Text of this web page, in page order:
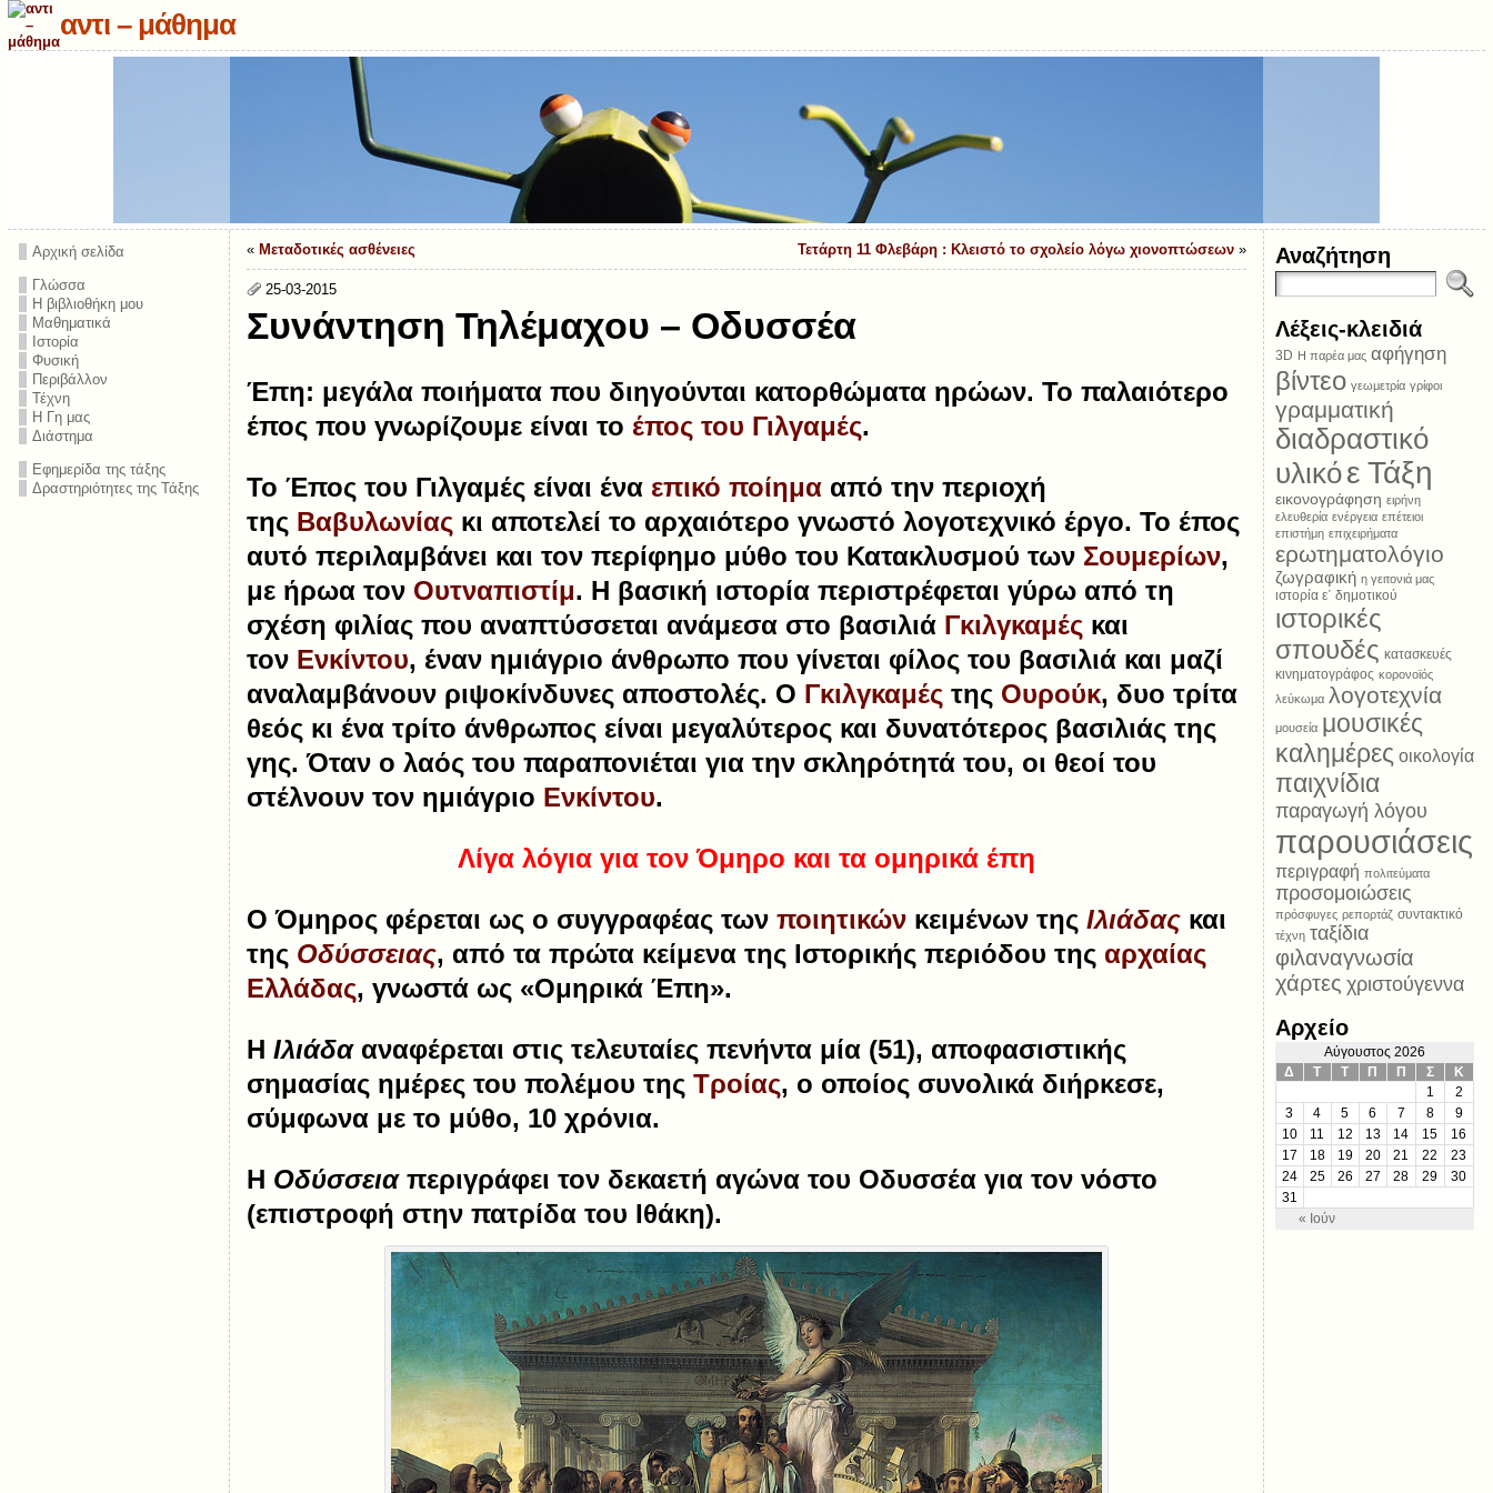
αντι – μάθημα
Αρχική σελίδα
Γλώσσα
Η βιβλιοθήκη μου
Μαθηματικά
Ιστορία
Φυσική
Περιβάλλον
Τέχνη
Η Γη μας
Διάστημα
Εφημερίδα της τάξης
Δραστηριότητες της Τάξης
« Μεταδοτικές ασθένειες Τετάρτη 11 Φλεβάρη : Κλειστό το σχολείο λόγω χιονοπτώσεων»
25-03-2015
Συνάντηση Τηλέμαχου – Οδυσσέα
Έπη: μεγάλα ποιήματα που διηγούνται κατορθώματα ηρώων. Το παλαιότερο
έπος που γνωρίζουμε είναι το έπος του Γιλγαμές.
To Έπος του Γιλγαμέςείναι ένα επικό ποίημααπό την περιοχή
της Βαβυλωνίαςκι αποτελεί το αρχαιότερο γνωστό λογοτεχνικό έργο. Το έπος
αυτό περιλαμβάνει και τον περίφημο μύθο του Κατακλυσμού των Σουμερίων,
με ήρωα τον Ουτναπιστίμ. Η βασική ιστορία περιστρέφεται γύρω από τη
σχέση φιλίας που αναπτύσσεται ανάμεσα στο βασιλιά Γκιλγκαμέςκαι
τον Ενκίντου, έναν ημιάγριο άνθρωπο που γίνεται φίλος του βασιλιά και μαζί
αναλαμβάνουν ριψοκίνδυνες αποστολές. O Γκιλγκαμέςτης Ουρούκ, δυο τρίτα
θεός κι ένα τρίτο άνθρωπος είναι μεγαλύτερος και δυνατότερος βασιλιάς της
γης. Όταν ο λαός του παραπονιέται για την σκληρότητά του, οι θεοί του
στέλνουν τον ημιάγριο Ενκίντου.
Λίγα λόγια για τον Όμηρο και τα ομηρικά έπη
ΟΌμηροςφέρεται ως ο συγγραφέας των ποιητικώνκειμένων της Ιλιάδαςκαι
της Οδύσσειας, από τα πρώτα κείμενα της Ιστορικής περιόδου της αρχαίας
Ελλάδας, γνωστά ως «Ομηρικά Έπη».
Η Ιλιάδααναφέρεται στις τελευταίες πενήντα μία (51), αποφασιστικής
σημασίας ημέρες του πολέμου της Τροίας, ο οποίος συνολικά διήρκεσε,
σύμφωνα με το μύθο, 10 χρόνια.
Η Οδύσσειαπεριγράφει τον δεκαετή αγώνα του Οδυσσέα για τον νόστο
(επιστροφή στην πατρίδα του Ιθάκη).
Αναζήτηση
Λέξεις-κλειδιά
3D Η παρέα μας αφήγηση
βίντεο γεωμετρία γρίφοι
γραμματική
διαδραστικό
υλικόε Τάξη
εικονογράφηση ειρήνη
ελευθερία ενέργεια επέτειοι
επιστήμη επιχειρήματα
ερωτηματολόγιο
ζωγραφική η γειτονιά μας
ιστορία ε΄ δημοτικού
ιστορικές
σπουδές κατασκευές
κινηματογράφος κορονοϊός
λεύκωμα λογοτεχνία
μουσεία μουσικές
καλημέρες οικολογία
παιχνίδια
παραγωγή λόγου
παρουσιάσεις
περιγραφή πολιτεύματα
προσομοιώσεις
πρόσφυγες ρεπορτάζ συντακτικό
τέχνη ταξίδια
φιλαναγνωσία
χάρτες χριστούγεννα
Αρχείο
Αύγουστος 2026
Δ
Τ Τ Π Π Σ Κ
« Ιούν
1
2
3
4 5 6 7 8
9
10
11 12 13 14 15
16
17
18 19 20 21 22
23
24
25 26 27 28 29
30
31